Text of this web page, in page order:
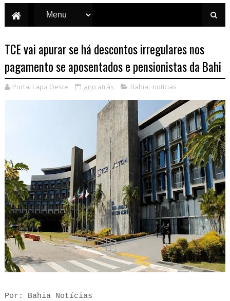
TCE vai apurar se há descontos irregulares nos
pagamento se aposentados e pensionistas da Bahi
Portal Lapa Oeste ano atrás Bahia, notícias
Por: Bahia Notícias